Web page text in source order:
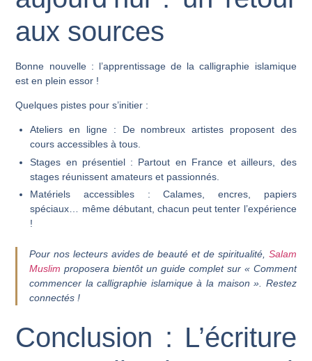
aux sources
Bonne nouvelle : l’apprentissage de la calligraphie islamique
est en plein essor !
Quelques pistes pour s’initier :
Ateliers en ligne: De nombreux artistes proposent des
cours accessibles à tous.
Stages en présentiel: Partout en France et ailleurs, des
stages réunissent amateurs et passionnés.
Matériels accessibles : Calames, encres, papiers
spéciaux… même débutant, chacun peut tenter l’expérience
!
Pour nos lecteurs avides de beauté et de spiritualité, Salam
Muslim proposera bientôt un guide complet sur « Comment
commencer la calligraphie islamique à la maison ». Restez
connectés !
Conclusion : L’écriture